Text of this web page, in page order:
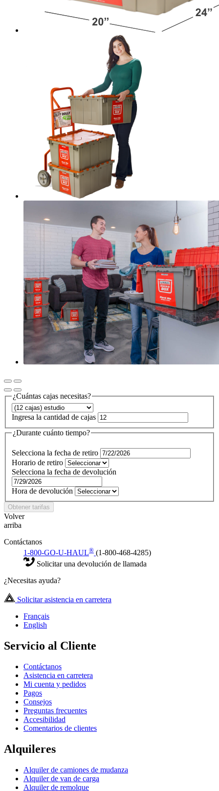
¿Cuántas cajas necesitas?
Ingresa la cantidad de cajas
¿Durante cuánto tiempo?
Selecciona la fecha de retiro
Horario de retiro
Selecciona la fecha de devolución
Hora de devolución
Obtener tarifas
Volver
arriba
Contáctanos
1-800-GO-U-HAUL® (1-800-468-4285)
Solicitar una devolución de llamada
¿Necesitas ayuda?
Solicitar asistencia en carretera
Français
English
Servicio al Cliente
Contáctanos
Asistencia en carretera
Mi cuenta y pedidos
Pagos
Consejos
Preguntas frecuentes
Accesibilidad
Comentarios de clientes
Alquileres
Alquiler de camiones de mudanza
Alquiler de van de carga
Alquiler de remolque